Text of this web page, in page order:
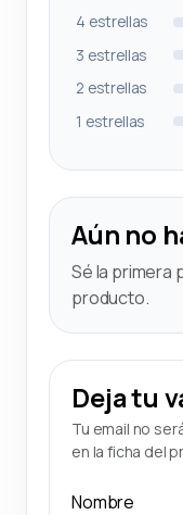
4 estrellas
3 estrellas
2 estrellas
1 estrellas
Aún no
Sé la primera
producto.
Deja tu
Tu email no
en la ficha del
Nombre